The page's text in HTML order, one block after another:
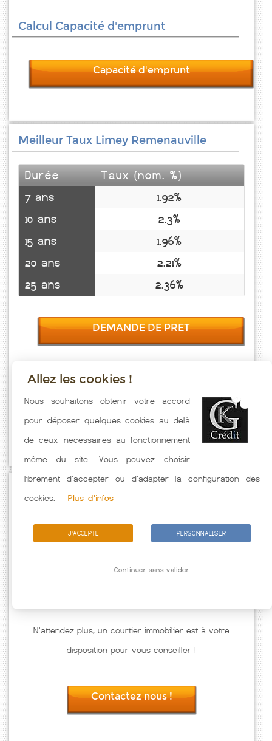
Calcul Capacité d'emprunt
Capacité d'emprunt
Meilleur Taux Limey Remenauville
Durée
Taux (nom. %)
7 ans
1.92%
10 ans
2.3%
15 ans
1.96%
20 ans
2.21%
25 ans
2.36%
DEMANDE DE PRET
Taux emprunt actualisés (Limey Remenauville) toutes les semaines.
Taux Immobilier pratiqués par nos partenaires bancaires. Meilleur
Taux hors assurance. Taux crédit immobilier indicatif fonction des
caractéristiques de l'emprunteur.
N'attendez plus, un courtier immobilier est à votre
disposition pour vous conseiller !
Contactez nous !
Allez les cookies !
Nous souhaitons obtenir votre accord
pour déposer quelques cookies au delà
de ceux nécessaires au fonctionnement
même du site. Vous pouvez choisir
librement d'accepter ou d'adapter la configuration des
cookies.
Plus d'infos
J'ACCEPTE PERSONNALISER
Continuer sans valider